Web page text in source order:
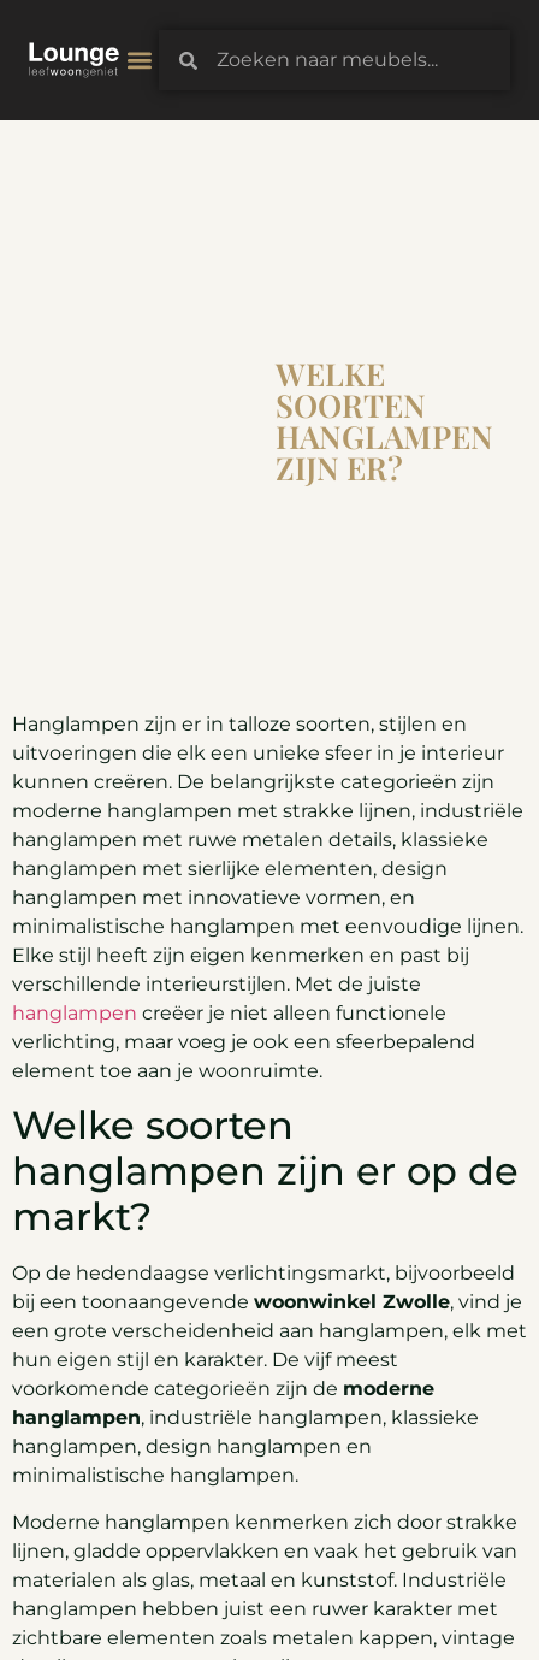
WELKE
SOORTEN
HANGLAMPEN
ZIJN ER?
Hanglampen zijn er in talloze soorten, stijlen en
uitvoeringen die elk een unieke sfeer in je interieur
kunnen creëren. De belangrijkste categorieën zijn
moderne hanglampen met strakke lijnen, industriële
hanglampen met ruwe metalen details, klassieke
hanglampen met sierlijke elementen, design
hanglampen met innovatieve vormen, en
minimalistische hanglampen met eenvoudige lijnen.
Elke stijl heeft zijn eigen kenmerken en past bij
verschillende interieurstijlen. Met de juiste
hanglampen creëer je niet alleen functionele
verlichting, maar voeg je ook een sfeerbepalend
element toe aan je woonruimte.
Welke soorten
hanglampen zijn er op de
markt?
Op de hedendaagse verlichtingsmarkt, bijvoorbeeld
bij een toonaangevende woonwinkel Zwolle, vind je
een grote verscheidenheid aan hanglampen, elk met
hun eigen stijl en karakter. De vijf meest
voorkomende categorieën zijn de moderne
hanglampen, industriële hanglampen, klassieke
hanglampen, design hanglampen en
minimalistische hanglampen.
Moderne hanglampen kenmerken zich door strakke
lijnen, gladde oppervlakken en vaak het gebruik van
materialen als glas, metaal en kunststof. Industriële
hanglampen hebben juist een ruwer karakter met
zichtbare elementen zoals metalen kappen, vintage